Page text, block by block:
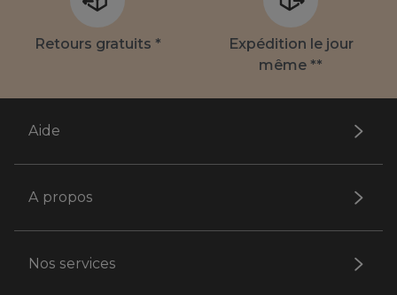
Retours gratuits *
Expédition le jour
même **
Aide
A propos
Nos services